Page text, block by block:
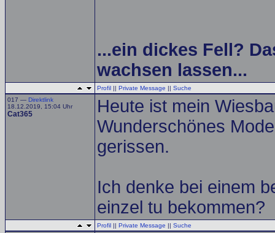
...ein dickes Fell?
wachsen lassen...
Profil || Private Message || Suche
017 — Direktlink
18.12.2019, 15:04 Uhr
Cat365
Heute ist mein
Wunderschönes
gerissen.
Ich denke bei einem
einzel tu bekommen?
Profil || Private Message || Suche